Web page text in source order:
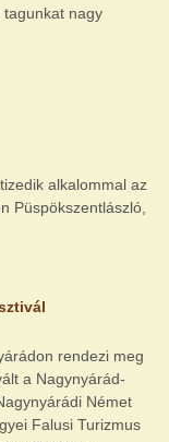
tagunkat nagy
alkalommal az
Püspökszentlászló,
rendezi meg
a Nagynyárád-
Német
Falusi Turizmus